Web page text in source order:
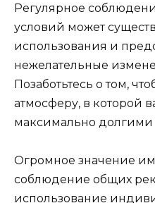
Регулярное
условий может
использования и
нежелательные
Позаботьтесь о том,
атмосферу, в которой
максимально
Огромное значение
соблюдение общих
использование